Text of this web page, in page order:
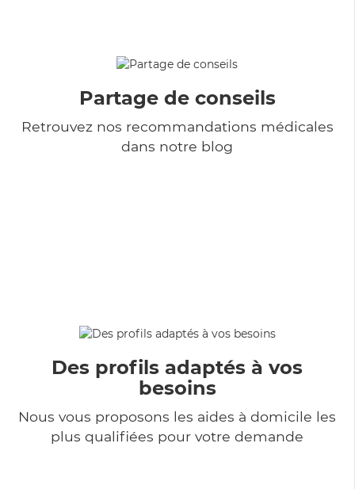
Partage de conseils
Retrouvez nos recommandations médicales
dans notre blog
Des profils adaptés à vos
besoins
Nous vous proposons les aides à domicile les
plus qualifiées pour votre demande